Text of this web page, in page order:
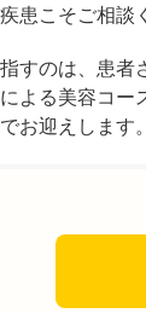
患こそご相談
すのは、患者
よる美容コー
お迎えします。